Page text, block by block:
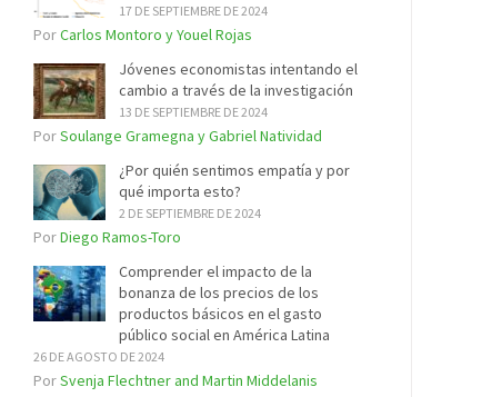
17 DE SEPTIEMBRE DE 2024
PorCarlos Montoro y Youel Rojas
Jóvenes economistas intentando el
cambio a través de la investigación
13 DE SEPTIEMBRE DE 2024
PorSoulange Gramegna y Gabriel Natividad
¿Por quién sentimos empatía y por
qué importa esto?
2 DE SEPTIEMBRE DE 2024
PorDiego Ramos-Toro
Comprender el impacto de la
bonanza de los precios de los
productos básicos en el gasto
público social en América Latina
26 DE AGOSTO DE 2024
PorSvenja Flechtner and Martin Middelanis